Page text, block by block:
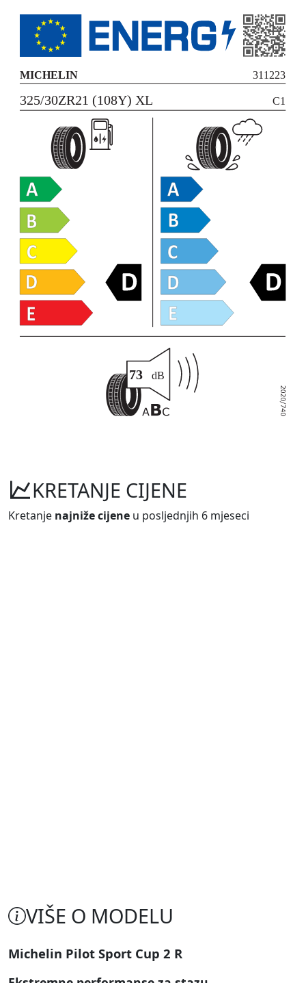
KRETANJE CIJENE
Kretanje najniže cijene u posljednjih 6 mjeseci
VIŠE O MODELU
Michelin Pilot Sport Cup 2 R